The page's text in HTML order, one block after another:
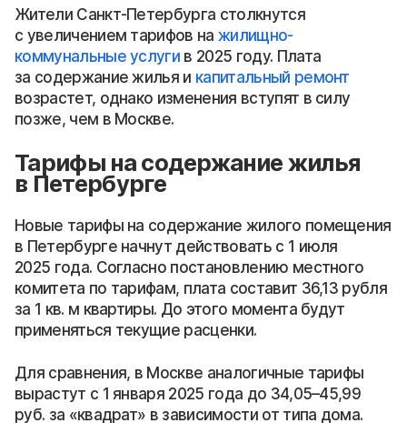
Жители Санкт-Петербурга столкнутся
с увеличением тарифов нажилищно-
коммунальные услуги в 2025 году. Плата
за содержание жилья и капитальный ремонт
возрастет, однако изменения вступят в силу
позже, чем в Москве.
Тарифы на содержание жилья
в Петербурге
Новые тарифы на содержание жилого помещения
в Петербурге начнут действовать с 1 июля
2025 года. Согласно постановлению местного
комитета по тарифам, плата составит 36,13 рубля
за 1 кв. м квартиры. До этого момента будут
применяться текущие расценки.
Для сравнения, в Москве аналогичные тарифы
вырастут с 1 января 2025 года до 34,05–45,99
руб. за «квадрат» в зависимости от типа дома.